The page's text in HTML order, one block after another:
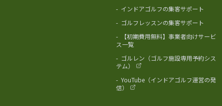
- インドアゴルフの集客サポート
- ゴルフレッスンの集客サポート
-
【初期費用無料】事業者向けサービ
ス一覧
- ゴルレン（ゴルフ施設専用予約シス
テム）
- YouTube（インドアゴルフ運営の発
信）